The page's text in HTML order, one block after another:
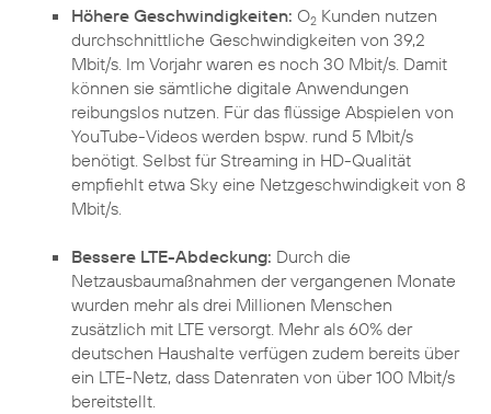
Höhere Geschwindigkeiten: O2 Kunden nutzen
durchschnittliche Geschwindigkeiten von 39,2
Mbit/s. Im Vorjahr waren es noch 30 Mbit/s. Damit
können sie sämtliche digitale Anwendungen
reibungslos nutzen. Für das flüssige Abspielen von
YouTube-Videos werden bspw. rund 5 Mbit/s
benötigt. Selbst für Streaming in HD-Qualität
empfiehlt etwa Sky eine Netzgeschwindigkeit von 8
Mbit/s.
Bessere LTE-Abdeckung: Durch die
Netzausbaumaßnahmen der vergangenen Monate
wurden mehr als drei Millionen Menschen
zusätzlich mit LTE versorgt. Mehr als 60% der
deutschen Haushalte verfügen zudem bereits über
ein LTE-Netz, dass Datenraten von über 100 Mbit/s
bereitstellt.